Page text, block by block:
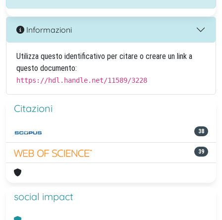
Informazioni
Utilizza questo identificativo per citare o creare un link a
questo documento:
https://hdl.handle.net/11589/3228
Citazioni
38
39
social impact